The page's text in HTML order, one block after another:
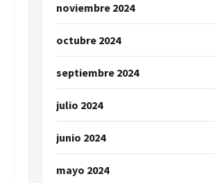
noviembre 2024
octubre 2024
septiembre 2024
julio 2024
junio 2024
mayo 2024